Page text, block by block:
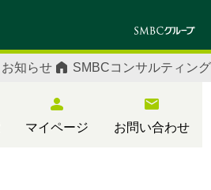
マイページ お問い合わせ
お知らせ SMBCコンサルティング